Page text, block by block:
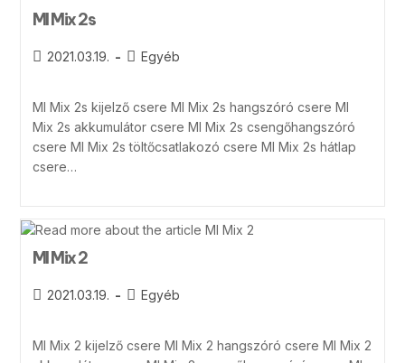
MI Mix 2s
2021.03.19. Egyéb
MI Mix 2s kijelző csere MI Mix 2s hangszóró csere MI
Mix 2s akkumulátor csere MI Mix 2s csengőhangszóró
csere MI Mix 2s töltőcsatlakozó csere MI Mix 2s hátlap
csere…
MI Mix 2
2021.03.19. Egyéb
MI Mix 2 kijelző csere MI Mix 2 hangszóró csere MI Mix 2